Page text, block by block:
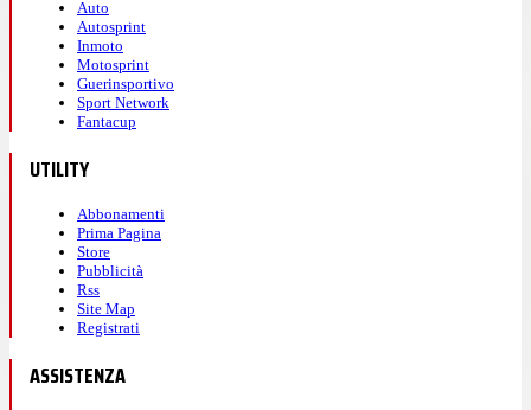
Auto
Autosprint
Inmoto
Motosprint
Guerinsportivo
Sport Network
Fantacup
UTILITY
Abbonamenti
Prima Pagina
Store
Pubblicità
Rss
Site Map
Registrati
ASSISTENZA